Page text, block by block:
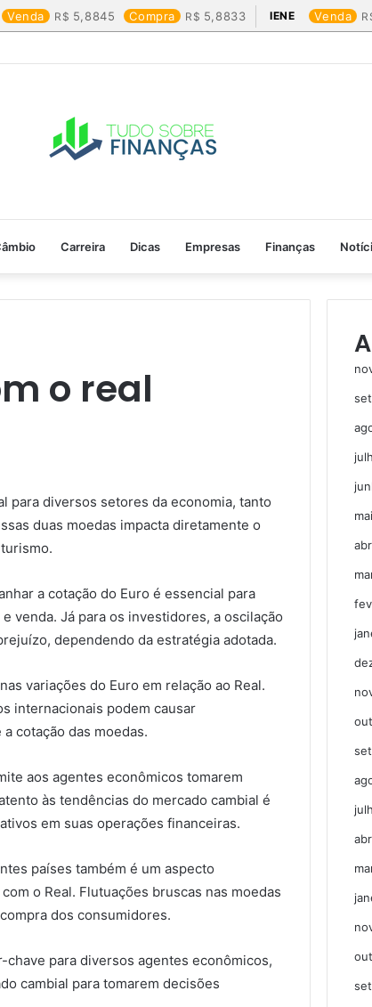
Venda 5,8845 Compra 5,8833 IENE Venda
que mais valem a pena
Carreira Dicas Empresas Finanças
o real​
para diversos setores da economia, tanto
duas moedas impacta diretamente o
a cotação do Euro é essencial para
venda. Já para os investidores, a oscilação
dependendo da estratégia adotada.
variações do Euro em relação ao Real.
internacionais podem causar
cotação das moedas.
aos agentes econômicos tomarem
às tendências do mercado cambial é
em suas operações financeiras.
países também é um aspecto
o Real. Flutuações bruscas nas moedas
dos consumidores.
chave para diversos agentes econômicos,
cambial para tomarem decisões